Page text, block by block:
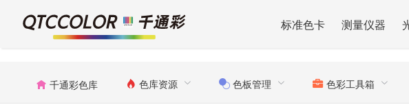
标准色卡 测量仪器
千通彩色库 色库资源 色板管理 色彩工具箱